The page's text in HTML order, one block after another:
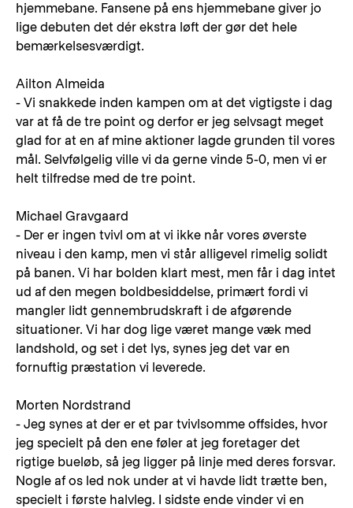
hjemmebane. Fansene på ens hjemmebane giver jo
lige debuten det dér ekstra løft der gør det hele
bemærkelsesværdigt.
Ailton Almeida
- Vi snakkede inden kampen om at det vigtigste i dag
var at få de tre point og derfor er jeg selvsagt meget
glad for at en af mine aktioner lagde grunden til vores
mål. Selvfølgelig ville vi da gerne vinde 5-0, men vi er
helt tilfredse med de tre point.
Michael Gravgaard
- Der er ingen tvivl om at vi ikke når vores øverste
niveau i den kamp, men vi står alligevel rimelig solidt
på banen. Vi har bolden klart mest, men får i dag intet
ud af den megen boldbesiddelse, primært fordi vi
mangler lidt gennembrudskraft i de afgørende
situationer. Vi har dog lige været mange væk med
landshold, og set i det lys, synes jeg det var en
fornuftig præstation vi leverede.
Morten Nordstrand
- Jeg synes at der er et par tvivlsomme offsides, hvor
jeg specielt på den ene føler at jeg foretager det
rigtige bueløb, så jeg ligger på linje med deres forsvar.
Nogle af os led nok under at vi havde lidt trætte ben,
specielt i første halvleg. I sidste ende vinder vi en